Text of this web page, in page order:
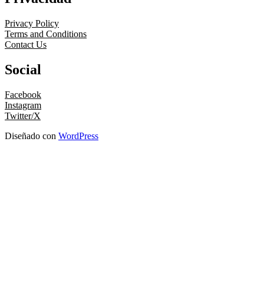
Privacy Policy
Terms and Conditions
Contact Us
Social
Facebook
Instagram
Twitter/X
Diseñado con WordPress